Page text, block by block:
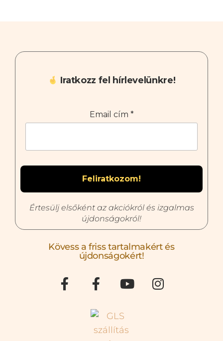
Iratkozz fel hírlevelünkre!
Email cím *
Értesülj elsőként az akciókról és izgalmas
újdonságokról!
Kövess a friss tartalmakért és
újdonságokért!